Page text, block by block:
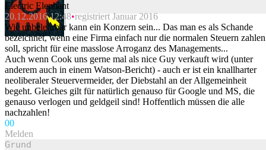
Beitrag melden
Electric Elephant
20.12.2016 12:48 registriert Januar 2016
Wie unbelehrbar kann ein Konzern sein... Das man es als Schande
bezeichnet, wenn eine Firma einfach nur die normalen Steuern zahlen
soll, spricht für eine masslose Arroganz des Managements...
Auch wenn Cook uns gerne mal als nice Guy verkauft wird (unter
anderem auch in einem Watson-Bericht) - auch er ist ein knallharter
neoliberaler Steuervermeider, der Diebstahl an der Allgemeinheit
begeht. Gleiches gilt für natürlich genauso für Google und MS, die
genauso verlogen und geldgeil sind! Hoffentlich müssen die alle
nachzahlen!
00
Melden